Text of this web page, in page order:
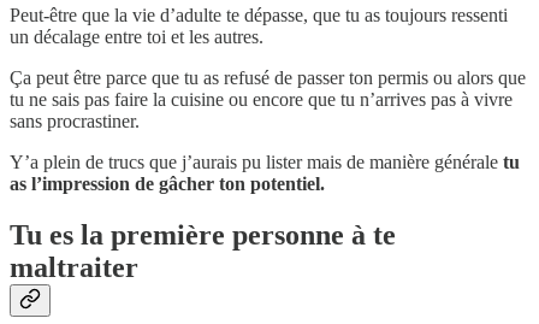
Peut-être que la vie d’adulte te dépasse, que tu as toujours ressenti
un décalage entre toi et les autres.
Ça peut être parce que tu as refusé de passer ton permis ou alors que
tu ne sais pas faire la cuisine ou encore que tu n’arrives pas à vivre
sans procrastiner.
Y’a plein de trucs que j’aurais pu lister mais de manière générale tu
as l’impression de gâcher ton potentiel.
Tu es la première personne à te
maltraiter